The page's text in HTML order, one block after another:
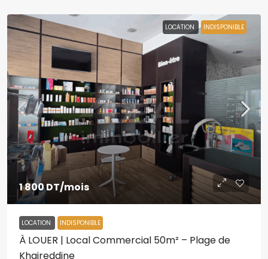
LOCATION INDISPONIBLE
1 800 DT/mois
LOCATION INDISPONIBLE
À LOUER | Local Commercial 50m² – Plage de
Khaireddine